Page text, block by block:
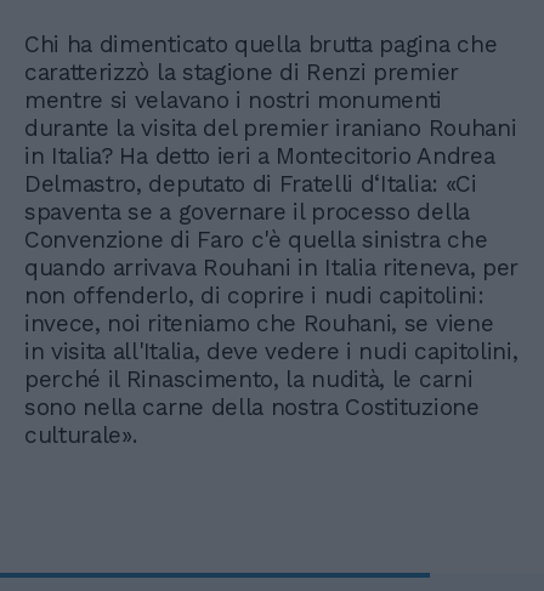
Chi ha dimenticato quella brutta pagina che
caratterizzò la stagione di Renzi premier
mentre si velavano i nostri monumenti
durante la visita del premier iraniano Rouhani
in Italia? Ha detto ieri a Montecitorio Andrea
Delmastro, deputato di Fratelli d‘Italia: «Ci
spaventa se a governare il processo della
Convenzione di Faro c'è quella sinistra che
quando arrivava Rouhani in Italia riteneva, per
non offenderlo, di coprire i nudi capitolini:
invece, noi riteniamo che Rouhani, se viene
in visita all'Italia, deve vedere i nudi capitolini,
perché il Rinascimento, la nudità, le carni
sono nella carne della nostra Costituzione
culturale».